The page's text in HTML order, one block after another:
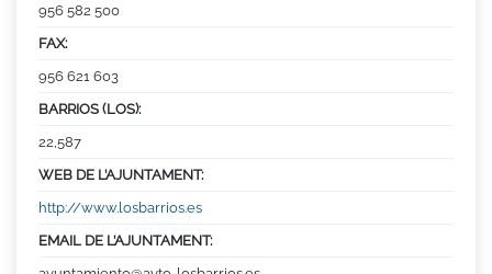
956 582 500
FAX:
956 621 603
BARRIOS (LOS):
22,587
WEB DE L’AJUNTAMENT:
http://www.losbarrios.es
EMAIL DE L’AJUNTAMENT: